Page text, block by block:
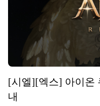
[시엘][엑스] 아이온
내